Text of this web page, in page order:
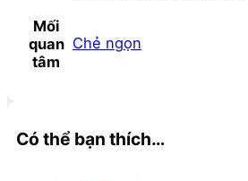
Mối
quan
tâm
Chẻ ngọn
Có thể bạn thích…